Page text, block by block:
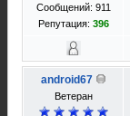
Сообщений: 911
Репутация: 396
android67
Ветеран